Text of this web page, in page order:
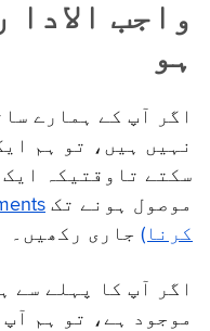
واجب
ہو
اگر آپ کے ہمارے
سکتے تاوقتیکہ
موصول ہونے تک
کرنا) جاری رکھیں۔
اگر آپ کا پہلے سے
موجود ہے، تو ہم